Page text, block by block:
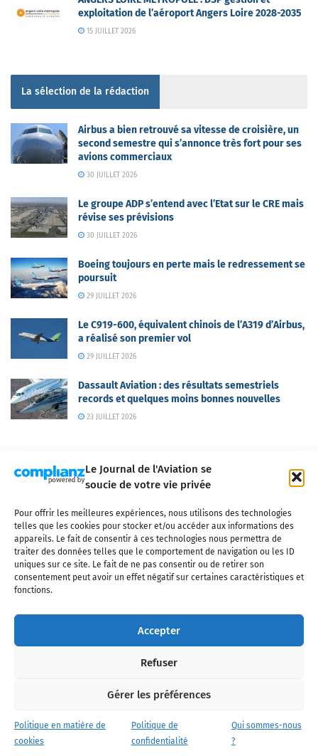
Le Journal de l'Aviation se
soucie de votre vie privée
Pour offrir les meilleures expériences, nous utilisons des technologies
telles que les cookies pour stocker et/ou accéder aux informations des
appareils. Le fait de consentir à ces technologies nous permettra de
traiter des données telles que le comportement de navigation ou les ID
uniques sur ce site. Le fait de ne pas consentir ou de retirer son
consentement peut avoir un effet négatif sur certaines caractéristiques et
fonctions.
Accepter
Refuser
Gérer les préférences
Politique en matière de
cookies
Politique de
confidentialité
Qui sommes-nous
?
exploitation de l’aéroport Angers Loire 2028-2035
15 JUILLET 2026
La sélection de la rédaction
Airbus a bien retrouvé sa vitesse de croisière, un
second semestre qui s’annonce très fort pour ses
avions commerciaux
30 JUILLET 2026
Le groupe ADP s’entend avec l’Etat sur le CRE mais
révise ses prévisions
30 JUILLET 2026
Boeing toujours en perte mais le redressement se
poursuit
29 JUILLET 2026
Le C919-600, équivalent chinois de l’A319 d’Airbus,
a réalisé son premier vol
29 JUILLET 2026
Dassault Aviation : des résultats semestriels
records et quelques moins bonnes nouvelles
23 JUILLET 2026
Qui sommes-nous ? Nous contacter
Partenaires
Mentions légales
CGV Politique de confidentialité Cookies
l'industrie aéronautique, l'aviation commerciale, l'aviation d'affaires, les
civils, l'aéronautique de défense et l'industrie spatiale. Toute reproduction,
interdite sans autorisation écrite spécifique du Journal de l’Aviation.